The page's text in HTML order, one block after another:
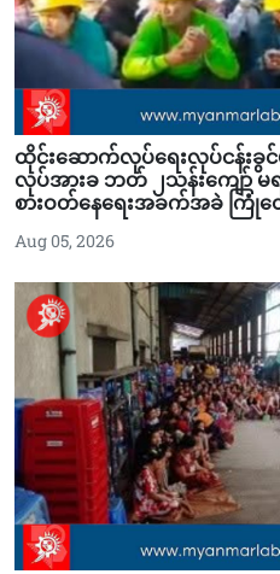
ထိုင်းဆောက်လုပ်ရေးလုပ်ငန်းခွင်
လုပ်အားခ ဘတ် ၂သန်းကျော်
စားဝတ်နေရေးအခက်အခဲ ကြုံတွ
Aug 05, 2026